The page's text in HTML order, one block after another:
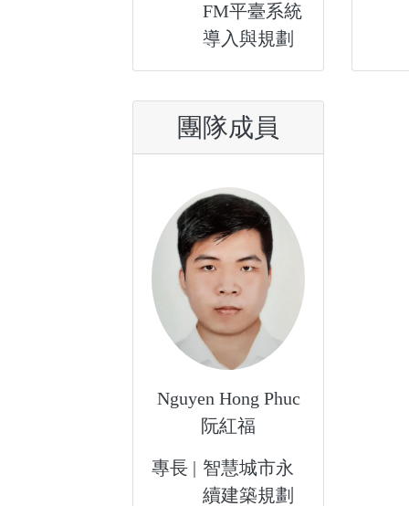
FM平臺系統
導入與規劃
團隊成員
Nguyen Hong Phuc
阮紅福
專長 | 智慧城市永
續建築規劃